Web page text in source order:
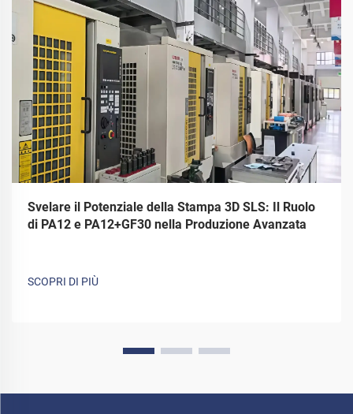
Svelare il Potenziale della Stampa 3D SLS: Il Ruolo
di PA12 e PA12+GF30 nella Produzione Avanzata
SCOPRI DI PIÙ